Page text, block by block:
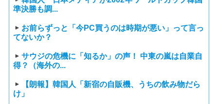
準決勝も調...
お前らずっと「今PC買うのは時期が悪い」って言っ
てないか？
サウジの危機に「知るか」の声！ 中東の嵐は自業自
得？（海外の...
【朗報】韓国人「新宿の自販機、うちの飲み物だら
け」